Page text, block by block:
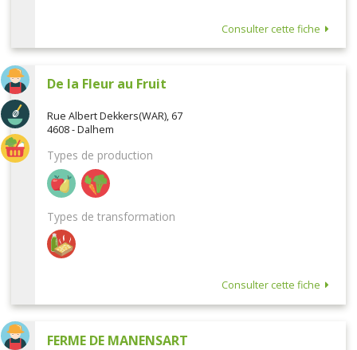
Consulter cette fiche
De la Fleur au Fruit
Rue Albert Dekkers(WAR), 67
4608 - Dalhem
Types de production
Types de transformation
Consulter cette fiche
FERME DE MANENSART